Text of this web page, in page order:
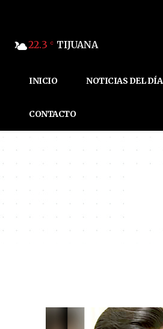
22.3 C TIJUANA
INICIO NOTICIAS DEL DÍA
CONTACTO